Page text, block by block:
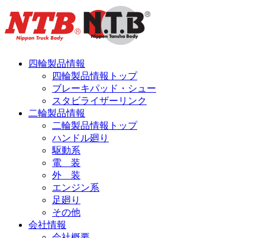
四輪製品情報
四輪製品情報トップ
ブレーキパッド・シュー
スタビライザーリンク
二輪製品情報
二輪製品情報トップ
ハンドル廻り
駆動系
電 装
外 装
エンジン系
足廻り
その他
会社情報